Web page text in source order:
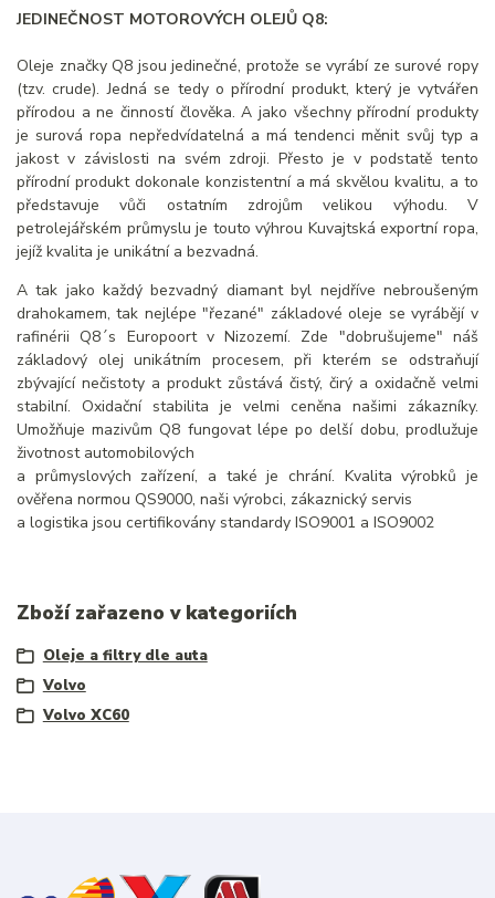
JEDINEČNOST MOTOROVÝCH OLEJŮ Q8:
Oleje značky Q8 jsou jedinečné, protože se vyrábí ze surové ropy
(tzv. crude). Jedná se tedy o přírodní produkt, který je vytvářen
přírodou a ne činností člověka. A jako všechny přírodní produkty
je surová ropa nepředvídatelná a má tendenci měnit svůj typ a
jakost v závislosti na svém zdroji. Přesto je v podstatě tento
přírodní produkt dokonale konzistentní a má skvělou kvalitu, a to
představuje vůči ostatním zdrojům velikou výhodu. V
petrolejářském průmyslu je touto výhrou Kuvajtská exportní ropa,
jejíž kvalita je unikátní a bezvadná.
A tak jako každý bezvadný diamant byl nejdříve nebroušeným
drahokamem, tak nejlépe "řezané" základové oleje se vyrábějí v
rafinérii Q8´s Europoort v Nizozemí. Zde "dobrušujeme" náš
základový olej unikátním procesem, při kterém se odstraňují
zbývající nečistoty a produkt zůstává čistý, čirý a oxidačně velmi
stabilní. Oxidační stabilita je velmi ceněna našimi zákazníky.
Umožňuje mazivům Q8 fungovat lépe po delší dobu, prodlužuje
životnost automobilových
a průmyslových zařízení, a také je chrání. Kvalita výrobků je
ověřena normou QS9000, naši výrobci, zákaznický servis
a logistika jsou certifikovány standardy ISO9001 a ISO9002
Zboží zařazeno v kategoriích
Oleje a filtry dle auta
Volvo
Volvo XC60